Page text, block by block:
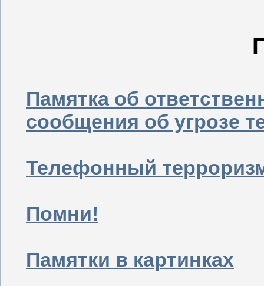
Памятка об
сообщения об угрозе
Телефонный
Помни!
Памятки в картинках